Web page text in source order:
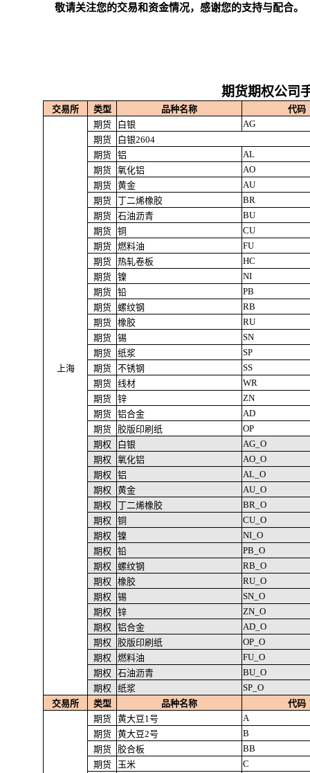
敬请关注您的交易和资金情况，感谢您的支持与配合。
期货期权公司
交易所 类型 品种名称 代码
上海
期货 白银
AG
期货
白银2604
期货
铝
AL
期货
氧化铝
AO
期货
黄金
AU
期货
丁二烯橡胶
BR
期货
石油沥青
BU
期货
铜
CU
期货
燃料油
FU
期货
热轧卷板
HC
期货
镍
NI
期货
铅
PB
期货
螺纹钢
RB
期货
橡胶
RU
期货
锡
SN
期货
纸浆
SP
期货
不锈钢
SS
期货
线材
WR
期货
锌
ZN
期货
铝合金
AD
期货
胶版印刷纸
OP
期权
白银
AG_O
期权
氧化铝
AO_O
期权
铝
AL_O
期权
黄金
AU_O
期权
丁二烯橡胶
BR_O
期权
铜
CU_O
期权
镍
NI_O
期权
铅
PB_O
期权
螺纹钢
RB_O
期权
橡胶
RU_O
期权
锡
SN_O
期权
锌
ZN_O
期权
铝合金
AD_O
期权
胶版印刷纸
OP_O
期权
燃料油
FU_O
期权
石油沥青
BU_O
期权
纸浆
SP_O
交易所
类型 品种名称 代码
期货 黄大豆1号
A
期货
黄大豆2号
B
期货
胶合板
BB
期货
玉米
C